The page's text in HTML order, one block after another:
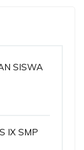
SISWA
IX SMP